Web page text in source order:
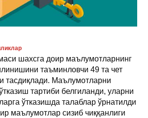
шахсга доир маълумотларнинг
таъминловчи 49 та чет
тасдиқлади. Маълумотларни
тартиби белгиланди, уларни
ўтказишда талаблар ўрнатилди
маълумотлар сизиб чиққанлиги